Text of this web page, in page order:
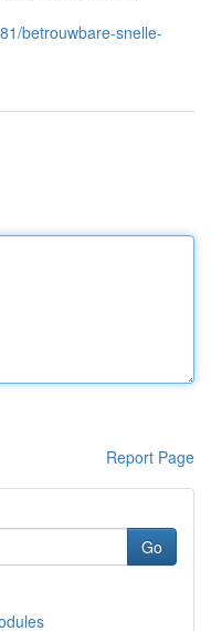
betrouwbare-snelle-
Report Page
Go